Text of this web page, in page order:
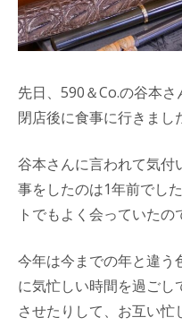
先日、590＆Co.の谷本
閉店後に食事に行きまし
谷本さんに言われて気付
事をしたのは1年前でし
トでもよく会っていたの
今年は今までの年と違う
に気忙しい時間を過ご
させたりして、お互い忙